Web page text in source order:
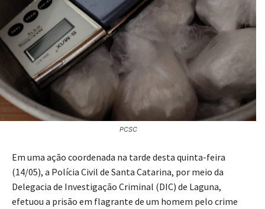
PCSC
Em uma ação coordenada na tarde desta quinta-feira
(14/05), a Polícia Civil de Santa Catarina, por meio da
Delegacia de Investigação Criminal (DIC) de Laguna,
efetuou a prisão em flagrante de um homem pelo crime